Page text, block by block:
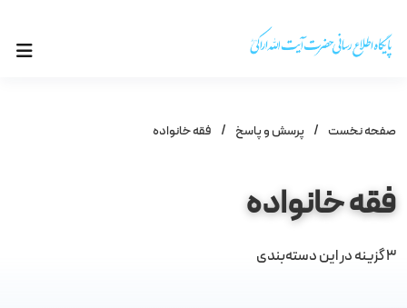
صفحه نخست / پرسش و پاسخ / فقه خانواده
فقه خانواده
3گزینه در این دسته‌بندی